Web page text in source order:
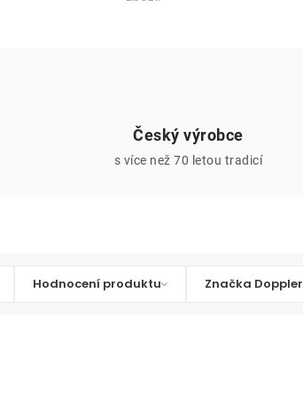
Český výrobce
s více než 70 letou tradicí
Hodnocení produktu Značka Doppler